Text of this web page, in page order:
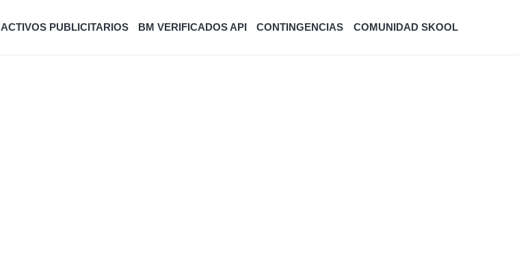
ACTIVOS PUBLICITARIOS BM VERIFICADOS API CONTINGENCIAS COMUNIDAD SKOOL